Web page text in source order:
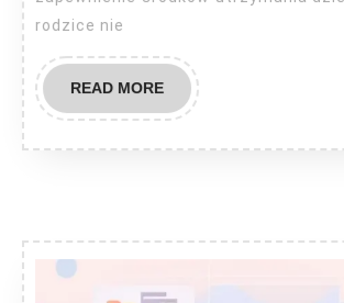
rodzice nie
READ MOREREAD
MORE